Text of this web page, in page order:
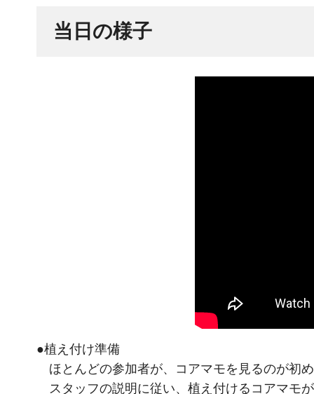
当日の様子
●植え付け準備
ほとんどの参加者が、コアマモを見るのが初
スタッフの説明に従い、植え付けるコアマモ